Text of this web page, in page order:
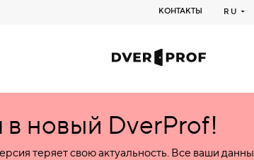
КОНТАКТЫ RU
новый DverProf!
теряет свою актуальность. Все ваши